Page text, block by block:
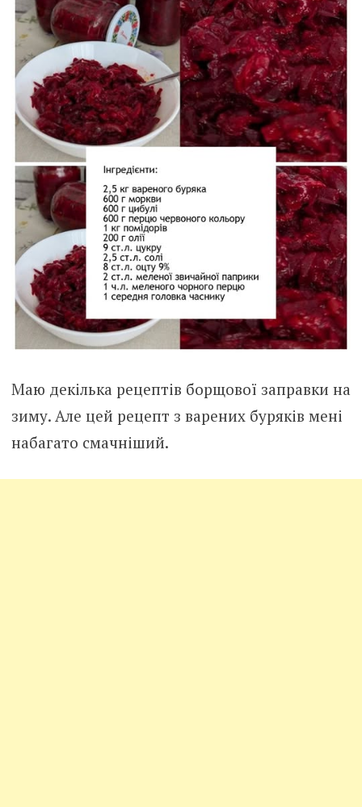
Маю декілька рецептів борщової заправки на
зиму. Але цей рецепт з варених буряків мені
набагато смачніший.